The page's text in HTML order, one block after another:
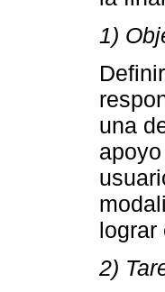
1)
una
lograr
2)